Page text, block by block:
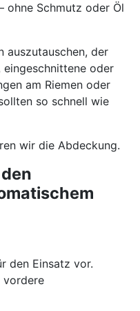
ohne Schmutz oder Öl
auszutauschen, der
eingeschnittene oder
am Riemen oder
so schnell wie
wir die Abdeckung.
den Einsatz vor.
vordere